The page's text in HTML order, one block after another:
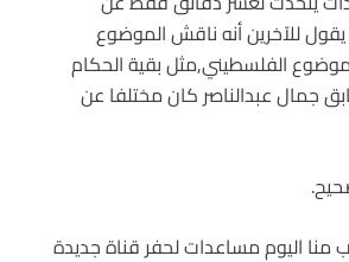
للآخرين أنه ناقش الموضوع
الفلسطيني,مثل بقية الحكام
جمال عبدالناصر كان مختلفا عن
اليوم مساعدات لحفر قناة جديدة